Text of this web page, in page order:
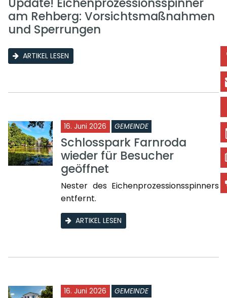
am Rehberg: Vorsichtsmaßnahmen
und Sperrungen
ARTIKEL LESEN
16. Juni 2026 GEMEINDE
Schlosspark Farnroda
wieder für Besucher
geöffnet
Nester des Eichenprozessionsspinners
entfernt.
ARTIKEL LESEN
16. Juni 2026 GEMEINDE